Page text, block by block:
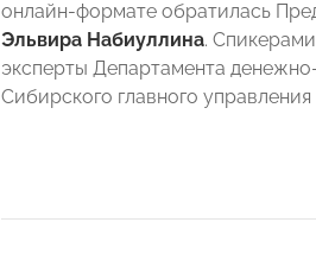
онлайн-формате обратилась
Эльвира Набиуллина.
эксперты Департамента
Сибирского главного